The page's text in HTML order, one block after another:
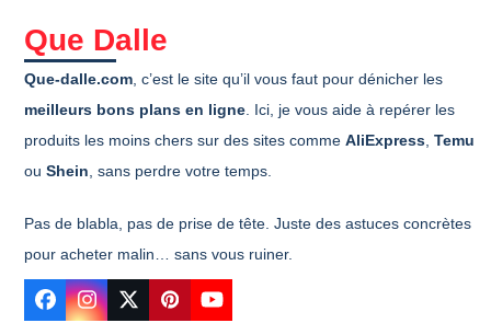
Que Dalle
Que-dalle.com , c’est le site qu’il vous faut pour dénicher les
meilleurs bons plans en ligne . Ici, je vous aide à repérer les
produits les moins chers sur des sites commeAliExpress ,Temu
ouShein , sans perdre votre temps.
Pas de blabla, pas de prise de tête. Juste des astuces concrètes
pour acheter malin… sans vous ruiner.
Facebook
Instagram
TwitterPinterestYouTube